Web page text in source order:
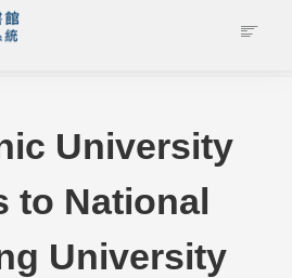
University
to National
University